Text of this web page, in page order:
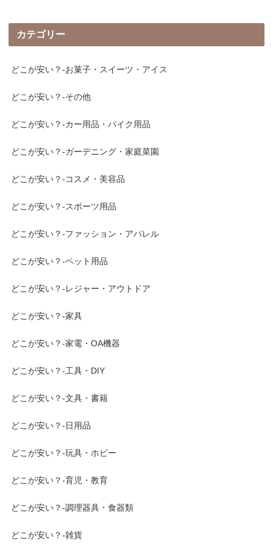
カテゴリー
どこが安い？-お菓子・スイーツ・アイス
どこが安い？-その他
どこが安い？-カー用品・バイク用品
どこが安い？-ガーデニング・家庭菜園
どこが安い？-コスメ・美容品
どこが安い？-スポーツ用品
どこが安い？-ファッション・アパレル
どこが安い？-ペット用品
どこが安い？-レジャー・アウトドア
どこが安い？-家具
どこが安い？-家電・OA機器
どこが安い？-工具・DIY
どこが安い？-文具・書籍
どこが安い？-日用品
どこが安い？-玩具・ホビー
どこが安い？-育児・教育
どこが安い？-調理器具・食器類
どこが安い？-雑貨